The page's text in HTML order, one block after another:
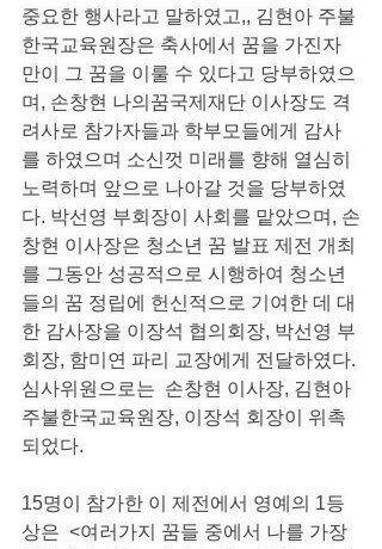
중요한 행사라고 말하였고,, 김현아 주불
한국교육원장은 축사에서 꿈을 가진자
만이 그 꿈을 이룰 수 있다고 당부하였으
며, 손창현 나의꿈국제재단 이사장도 격
려사로 참가자들과 학부모들에게 감사
를 하였으며 소신껏 미래를 향해 열심히
노력하며 앞으로 나아갈 것을 당부하였
다. 박선영 부회장이 사회를 맡았으며, 손
창현 이사장은 청소년 꿈 발표 제전 개최
를 그동안 성공적으로 시행하여 청소년
들의 꿈 정립에 헌신적으로 기여한 데 대
한 감사장을 이장석 협의회장, 박선영 부
회장, 함미연 파리 교장에게 전달하였다.
심사위원으로는  손창현 이사장, 김현아
주불한국교육원장, 이장석 회장이 위촉
되었다.
15명이 참가한 이 제전에서 영예의 1등
상은  <여러가지 꿈들 중에서 나를 가장